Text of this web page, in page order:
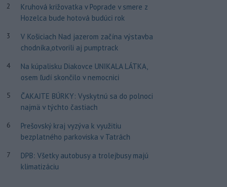
2
Kruhová križovatka v Poprade v smere z
Hozelca bude hotová budúci rok
3
V Košiciach Nad jazerom začína výstavba
chodníka,otvorili aj pumptrack
4
Na kúpalisku Diakovce UNIKALA LÁTKA,
osem ľudí skončilo v nemocnici
5
ČAKAJTE BÚRKY: Vyskytnú sa do polnoci
najmä v týchto častiach
6
Prešovský kraj vyzýva k využitiu
bezplatného parkoviska v Tatrách
7
DPB: Všetky autobusy a trolejbusy majú
klimatizáciu